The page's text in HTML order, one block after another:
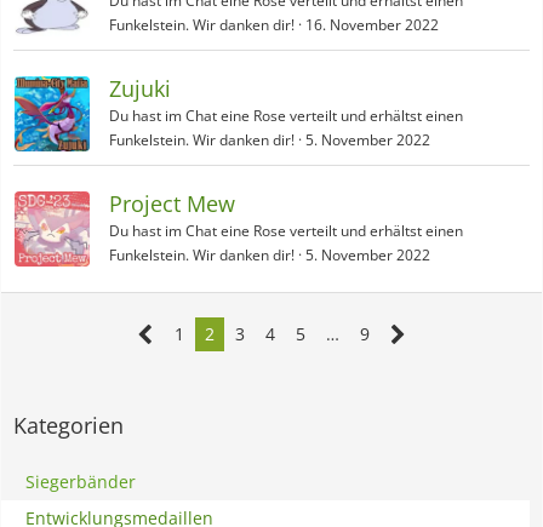
Funkelstein. Wir danken dir! 16. November 2022
Zujuki
Du hast im Chat eine Rose verteilt und erhältst einen
Funkelstein. Wir danken dir! 5. November 2022
Project Mew
Du hast im Chat eine Rose verteilt und erhältst einen
Funkelstein. Wir danken dir! 5. November 2022
1 2 3 4 5 … 9
Kategorien
Siegerbänder
Entwicklungsmedaillen